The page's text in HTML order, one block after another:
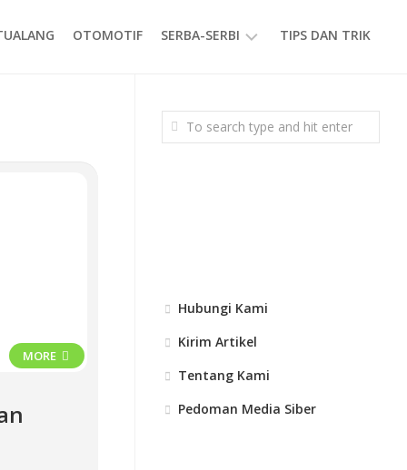
OTOMOTIF SERBA-SERBI
GAYA
HIDUP
TIPS DAN TRIK
MORE
Hubungi Kami
Kirim Artikel
Tentang Kami
Pedoman Media Siber